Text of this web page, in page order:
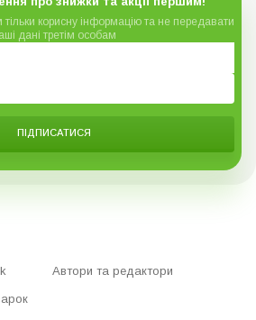
корисну інформацію та не передавати
дані третім особам
ПІДПИСАТИСЯ
Автори та редактори